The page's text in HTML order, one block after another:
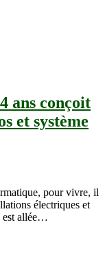
ans conçoit
et système
pour vivre, il
électriques et
est allée…